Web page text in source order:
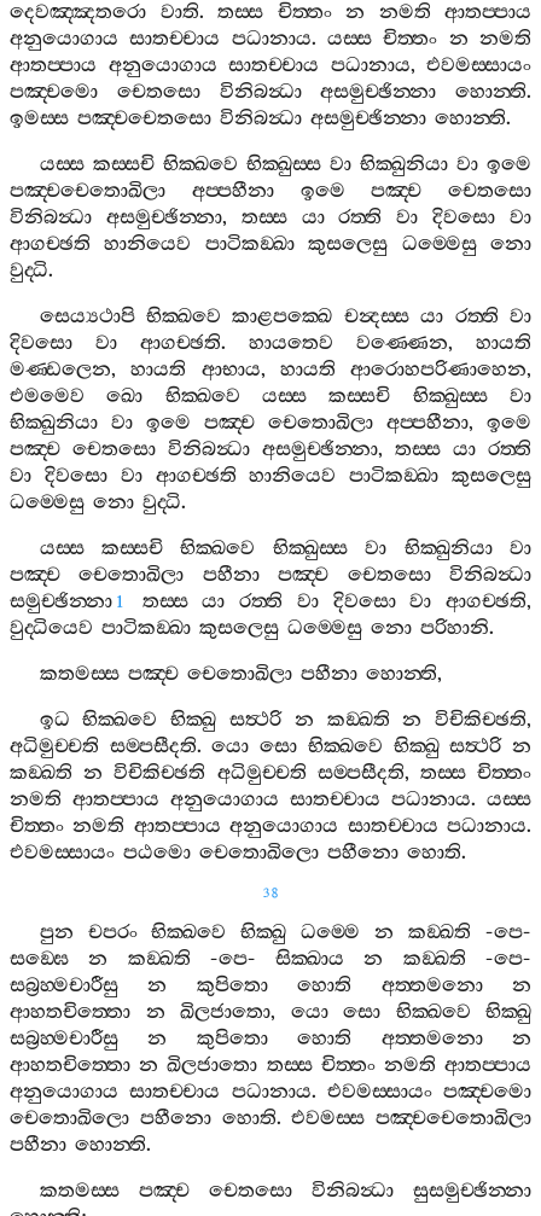
දෙවඤ‍්ඤතරො
වාති. තස‍්ස චිත‍්තං න නමති
ආතප‍්පාය
අනුයොගාය සාතච‍්චාය පධානාය.යස‍්ස චිත‍්තං න නමති
ආතප‍්පාය අනුයොගාය සාතච‍්චාය පධානාය, එවමස‍්සායං
පඤ‍්චමො
චෙතසො විනිබන්‍ධා අසමුච‍්ඡින‍්නා හොන‍්ති.
ඉමස‍්ස පඤ‍්චචෙතසො විනිබන්‍ධා අසමුච‍්ඡින‍්නා හොන‍්ති.
යස‍්ස කස‍්සචි භික‍්ඛවෙ භික‍්ඛුස‍්ස වා භික‍්ඛුනියා වා ඉමෙ
පඤ‍්චචෙතොඛිලා
අප‍්පහීනා ඉමෙ පඤ‍්ච
චෙතසො
විනිබන්‍ධා
අසමුච‍්ඡින‍්නා, තස‍්ස යා රත‍්ති වා දිවසො
වා
ආගච‍්ඡති
හානියෙව පාටිකඞ‍්ඛා කුසලෙසු ධම‍්මෙසු
නො
වුද‍්ධි.
සෙය්‍යථාපි භික‍්ඛවෙ කාළපක‍්ඛෙ චන්‍දස‍්ස යා රත‍්ති වා
දිවසො
වා ආගච‍්ඡති. හායතෙව වණ‍්ණෙන, හායති
මණ‍්ඩලෙන,හායති ආභාය, හායති ආරොහපරිණාහෙන,
එමමෙව
ඛො භික‍්ඛවෙ යස‍්ස කස‍්සචි භික‍්ඛුස‍්ස
වා
භික‍්ඛුනියා වා ඉමෙ පඤ‍්ච චෙතොඛිලා අප‍්පහීනා, ඉමෙ
පඤ‍්ච චෙතසො විනිබන්‍ධා අසමුච‍්ඡින‍්නා, තස‍්ස යා රත‍්ති
වා දිවසො වා ආගච‍්ඡති හානියෙව පාටිකඞ‍්ඛා කුසලෙසු
ධම‍්මෙසු නො වුද‍්ධි.
යස‍්ස
කස‍්සචි භික‍්ඛවෙ භික‍්ඛුස‍්ස වා භික‍්ඛුනියා
වා
පඤ‍්ච
චෙතොඛිලා පහීනා පඤ‍්ච චෙතසො
විනිබන්‍ධා
සමුච‍්ඡින‍්නා 1 තස‍්ස යා රත‍්ති වා දිවසො වා ආගච‍්ඡති,
වුද‍්ධියෙව පාටිකඞ‍්ඛා කුසලෙසු ධම‍්මෙසු නො පරිහානි.
කතමස‍්ස පඤ‍්ච චෙතොඛිලා පහීනා හොන‍්ති,
ඉධ
භික‍්ඛවෙ භික‍්ඛු සත්‍ථරි න කඞ‍්ඛති න විචිකිච‍්ඡති,
අධිමුච‍්චති සම‍්පසීදති.යො සො භික‍්ඛවෙ භික‍්ඛු සත්‍ථරි න
කඞ‍්ඛති න විචිකිච‍්ඡති අධිමුච‍්චති සම‍්පසීදති, තස‍්ස චිත‍්තං
නමති ආතප‍්පාය අනුයොගාය සාතච‍්චාය පධානාය. යස‍්ස
චිත‍්තං නමති ආතප‍්පාය අනුයොගාය සාතච‍්චාය පධානාය.
එවමස‍්සායං පඨමො චෙතොඛිලො පහීනො හොති.
38
පුන චපරං භික‍්ඛවෙ භික‍්ඛු ධම‍්මෙ න කඞ‍්ඛති -පෙ-
සඞ‍්ඝෙ
න කඞ‍්ඛති -පෙ-සික‍්ඛාය න කඞ‍්ඛති -පෙ-
සබ්‍රහ‍්මචාරීසු
න කුපිතො හොති අත‍්තමනො
න
ආහතචිත‍්තො
න ඛිලජාතො, යො සො භික‍්ඛවෙ
භික‍්ඛු
සබ්‍රහ‍්මචාරීසු
න කුපිතො හොති අත‍්තමනො
න
ආහතචිත‍්තො න ඛිලජාතො තස‍්ස චිත‍්තං නමති ආතප‍්පාය
අනුයොගාය සාතච‍්චාය පධානාය. එවමස‍්සායං පඤ‍්චමො
චෙතොඛිලො පහීනො හොති.එවමස‍්ස පඤ‍්චචෙතොඛිලා
පහීනා හොන‍්ති.
කතමස‍්ස
පඤ‍්ච චෙතසො විනිබන්‍ධා
සුසමුච‍්ඡින‍්නා